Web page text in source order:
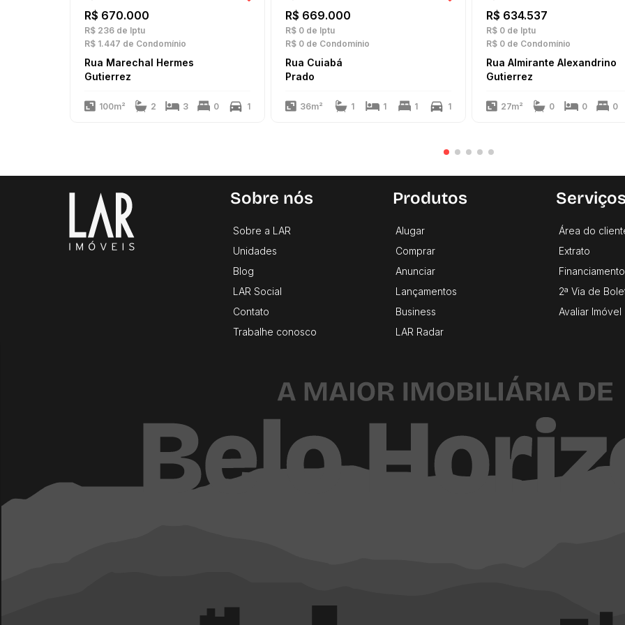
R$ 670.000
R$ 236 de Iptu
R$ 1.447 de Condomínio
Rua Marechal Hermes
Gutierrez
100m² 2 3 0 1
R$ 669.000
R$ 0 de Iptu
R$ 0 de Condomínio
Rua Cuiabá
Prado
36m² 1 1 1 1
R$ 634.537
R$ 0 de Iptu
R$ 0 de Condomínio
Rua Almirante Alexandrino
Gutierrez
27m² 0 0 0
Sobre nós
Sobre a LAR
Unidades
Blog
LAR Social
Contato
Trabalhe conosco
Produtos
Alugar
Comprar
Anunciar
Lançamentos
Business
LAR Radar
Serviços
Área do
Extrato
Financiamento
2ª Via de
Avaliar Imóvel